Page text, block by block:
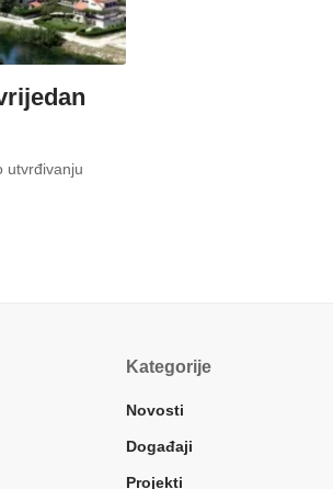
utvrđivanju
Kategorije
Novosti
Događaji
Projekti